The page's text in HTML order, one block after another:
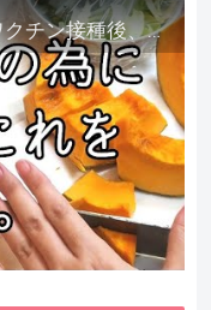
【身体はなんでも知ってる】ワクチン接種後、異常に食べたくなった野菜が細胞回復に貢献してくれました。